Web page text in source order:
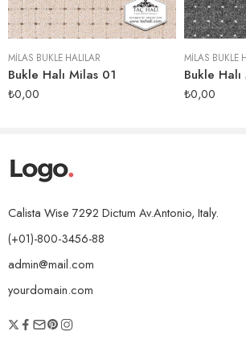
MILAS BUKLE HALILAR
Bukle Halı Milas 01
₺0,00
MILAS BUKLE
Bukle
₺0,00
Calista Wise 7292 Dictum Av.Antonio, Italy.
(+01)-800-3456-88
admin@mail.com
yourdomain.com